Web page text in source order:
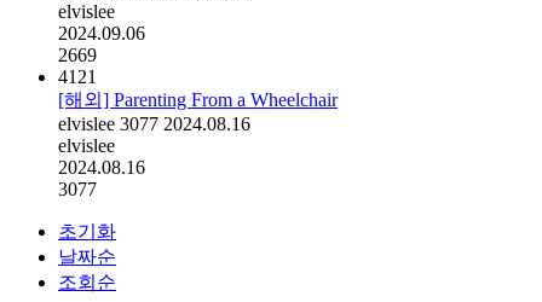
elvislee
2024.09.06
2669
4121
[해외] Parenting From a Wheelchair
elvislee 3077 2024.08.16
elvislee
2024.08.16
3077
초기화
날짜순
조회순